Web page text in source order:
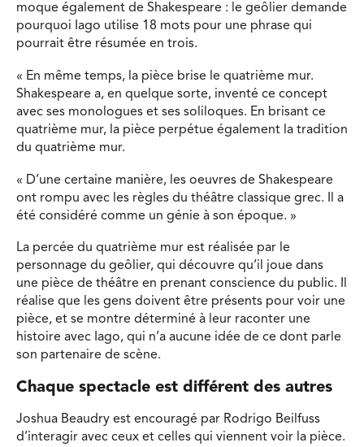
moque également de Shakespeare : le geôlier demande
pourquoi Iago utilise 18 mots pour une phrase qui
pourrait être résumée en trois.
« En même temps, la pièce brise le quatrième mur.
Shakespeare a, en quelque sorte, inventé ce concept
avec ses monologues et ses soliloques. En brisant ce
quatrième mur, la pièce perpétue également la tradition
du quatrième mur.
« D’une certaine manière, les oeuvres de Shakespeare
ont rompu avec les règles du théâtre classique grec. Il a
été considéré comme un génie à son époque. »
La percée du quatrième mur est réalisée par le
personnage du geôlier, qui découvre qu’il joue dans
une pièce de théâtre en prenant conscience du public. Il
réalise que les gens doivent être présents pour voir une
pièce, et se montre déterminé à leur raconter une
histoire avec Iago, qui n’a aucune idée de ce dont parle
son partenaire de scène.
Chaque spectacle est différent des autres
Joshua Beaudry est encouragé par Rodrigo Beilfuss
d’interagir avec ceux et celles qui viennent voir la pièce.